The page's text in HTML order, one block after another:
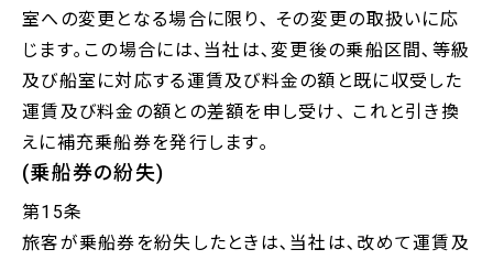
室への変更となる場合に限り､ その変更の取扱いに応
じます｡この場合には､当社は､変更後の乗船区間､等級
及び船室に対応する運賃及び料金の額と既に収受した
運賃及び料金の額との差額を申し受け､ これと引き換
えに補充乗船券を発行します｡
(乗船券の紛失)
第15条
旅客が乗船券を紛失したときは､当社は､改めて運賃及